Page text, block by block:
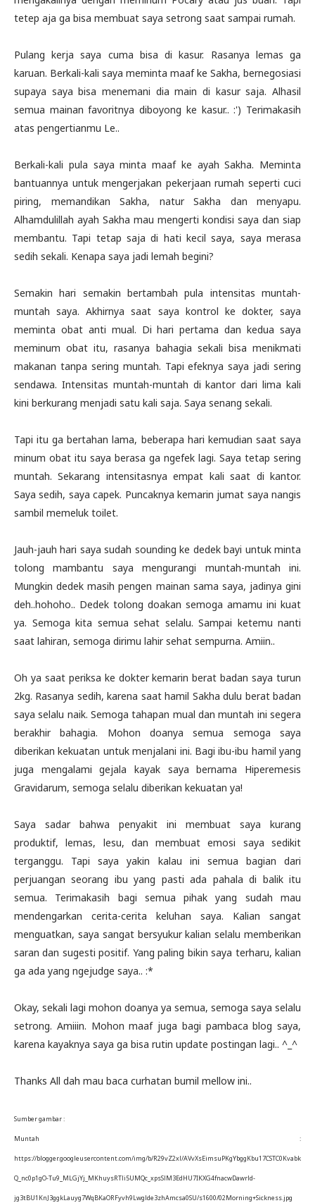
tetep aja ga bisa membuat saya setrong saat sampai rumah.
Pulang kerja saya cuma bisa di kasur. Rasanya lemas ga
karuan. Berkali-kali saya meminta maaf ke Sakha, bernegosiasi
supaya saya bisa menemani dia main di kasur saja. Alhasil
semua mainan favoritnya diboyong ke kasur.. :') Terimakasih
atas pengertianmu Le..
Berkali-kali pula saya minta maaf ke ayah Sakha. Meminta
bantuannya untuk mengerjakan pekerjaan rumah seperti cuci
piring, memandikan Sakha, natur Sakha dan menyapu.
Alhamdulillah ayah Sakha mau mengerti kondisi saya dan siap
membantu. Tapi tetap saja di hati kecil saya, saya merasa
sedih sekali. Kenapa saya jadi lemah begini?
Semakin hari semakin bertambah pula intensitas muntah-
muntah saya. Akhirnya saat saya kontrol ke dokter, saya
meminta obat anti mual. Di hari pertama dan kedua saya
meminum obat itu, rasanya bahagia sekali bisa menikmati
makanan tanpa sering muntah. Tapi efeknya saya jadi sering
sendawa. Intensitas muntah-muntah di kantor dari lima kali
kini berkurang menjadi satu kali saja. Saya senang sekali.
Tapi itu ga bertahan lama, beberapa hari kemudian saat saya
minum obat itu saya berasa ga ngefek lagi. Saya tetap sering
muntah. Sekarang intensitasnya empat kali saat di kantor.
Saya sedih, saya capek. Puncaknya kemarin jumat saya nangis
sambil memeluk toilet.
Jauh-jauh hari saya sudah sounding ke dedek bayi untuk minta
tolong mambantu saya mengurangi muntah-muntah ini.
Mungkin dedek masih pengen mainan sama saya, jadinya gini
deh..hohoho.. Dedek tolong doakan semoga amamu ini kuat
ya. Semoga kita semua sehat selalu. Sampai ketemu nanti
saat lahiran, semoga dirimu lahir sehat sempurna. Amiin..
Oh ya saat periksa ke dokter kemarin berat badan saya turun
2kg. Rasanya sedih, karena saat hamil Sakha dulu berat badan
saya selalu naik. Semoga tahapan mual dan muntah ini segera
berakhir bahagia. Mohon doanya semua semoga saya
diberikan kekuatan untuk menjalani ini. Bagi ibu-ibu hamil yang
juga mengalami gejala kayak saya bernama Hiperemesis
Gravidarum, semoga selalu diberikan kekuatan ya!
Saya sadar bahwa penyakit ini membuat saya kurang
produktif, lemas, lesu, dan membuat emosi saya sedikit
terganggu. Tapi saya yakin kalau ini semua bagian dari
perjuangan seorang ibu yang pasti ada pahala di balik itu
semua. Terimakasih bagi semua pihak yang sudah mau
mendengarkan cerita-cerita keluhan saya. Kalian sangat
menguatkan, saya sangat bersyukur kalian selalu memberikan
saran dan sugesti positif. Yang paling bikin saya terharu, kalian
ga ada yang ngejudge saya.. :*
Okay, sekali lagi mohon doanya ya semua, semoga saya selalu
setrong. Amiiin. Mohon maaf juga bagi pambaca blog saya,
karena kayaknya saya ga bisa rutin update postingan lagi.. ^_^
Thanks All dah mau baca curhatan bumil mellow ini..
Sumber gambar :
Muntah :
https://blogger.googleusercontent.com/img/b/R29vZ2xl/AVvXsEimsuPKgYbggKbu17CSTC0Kvabk
Q_nc0p1gO-Tu9_MLGjYj_MKhuysRTli5UMQc_xpsSlM3EdHU7IKXG4fnacwDawrld-
jg3tBU1KnJ3ggkLauyg7WqBKaORFyvh9Lwglde3zhAmcsa0SU/s1600/02Morning+Sickness.jpg